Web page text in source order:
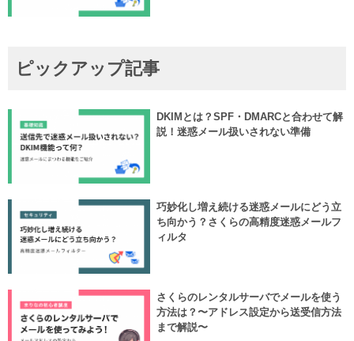
ピックアップ記事
DKIMとは？SPF・DMARCと合わせて解
説！迷惑メール扱いされない準備
巧妙化し増え続ける迷惑メールにどう立
ち向かう？さくらの高精度迷惑メールフ
ィルタ
さくらのレンタルサーバでメールを使う
方法は？〜アドレス設定から送受信方法
まで解説〜